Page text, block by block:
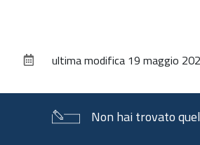
documentoultima modifica 19 maggio
Non hai trovato